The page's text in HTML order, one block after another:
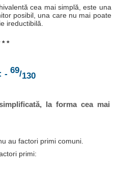
cea mai simplă, este una
posibil, una care nu mai poate
ireductibilă.
* *
- 69/130
la forma cea mai
au factori primi comuni.
primi: